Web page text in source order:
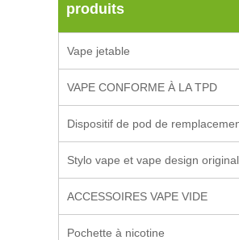
produits
Vape jetable
VAPE CONFORME À LA TPD
Dispositif de pod de
Stylo vape et vape design original
ACCESSOIRES VAPE VIDE
Pochette à nicotine